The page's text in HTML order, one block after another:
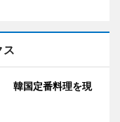
ス
韓国定番料理を現